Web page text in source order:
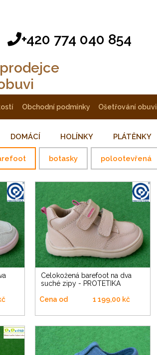
+420 774 040 854
obchodní podmínky ošetřování obuvi
botasky polootevřená
DOMÁCÍ HOLÍNKY PLÁTĚNKY
Celokožená barefoot na dva
suché zipy - PROTETIKA
Cena od 1 199,00 kč